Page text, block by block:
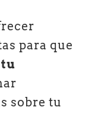
para que
sobre tu